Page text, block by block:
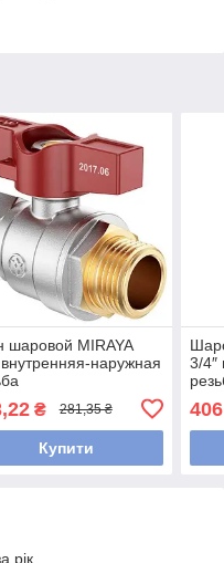
шаровой MIRAYA
внутренняя-наружная
₴ 281,35 ₴
Купити
3/4″
рік